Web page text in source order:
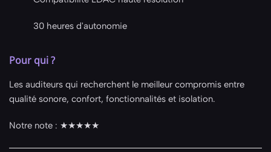
30 heures d'autonomie
Pour qui ?
Les auditeurs qui recherchent le meilleur compromis entre
qualité sonore, confort, fonctionnalités et isolation.
Notre note : ★★★★★